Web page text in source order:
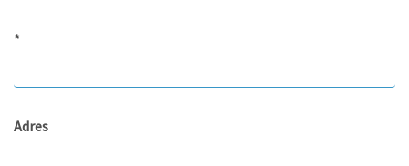
*
Adres